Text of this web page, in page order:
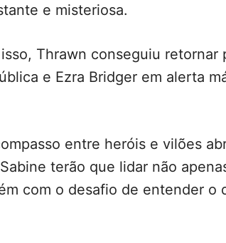
e misteriosa.
Thrawn conseguiu retornar
e Ezra Bridger em alerta
entre heróis e vilões
terão que lidar não
com o desafio de entender o